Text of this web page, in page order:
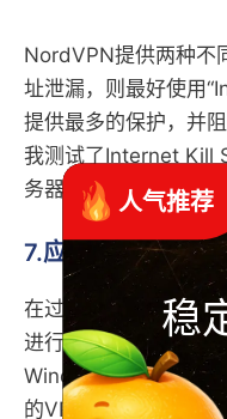
NordVPN提供两种不
址泄漏，则最好使用
提供最多的保护，并
我测试了Internet Kill
务器的活动连接时，
7.应用程序安全无泄
在过去的一年中，
进行了一些出色的改
Windows或Mac OS
的VPN测试检查了
人气推荐
稳